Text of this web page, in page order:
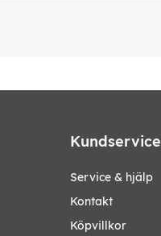
Kundservice
Service & hjälp
Kontakt
Köpvillkor